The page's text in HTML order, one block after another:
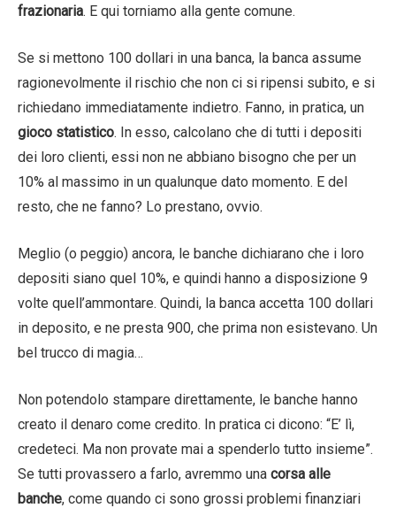
frazionaria. E qui torniamo alla gente comune.
Se si mettono 100 dollari in una banca, la banca assume
ragionevolmente il rischio che non ci si ripensi subito, e si
richiedano immediatamente indietro. Fanno, in pratica, un
gioco statistico. In esso, calcolano che di tutti i depositi
dei loro clienti, essi non ne abbiano bisogno che per un
10% al massimo in un qualunque dato momento. E del
resto, che ne fanno? Lo prestano, ovvio.
Meglio (o peggio) ancora, le banche dichiarano che i loro
depositi siano quel 10%, e quindi hanno a disposizione 9
volte quell’ammontare. Quindi, la banca accetta 100 dollari
in deposito, e ne presta 900, che prima non esistevano. Un
bel trucco di magia…
Non potendolo stampare direttamente, le banche hanno
creato il denaro come credito. In pratica ci dicono: “E’ lì,
credeteci. Ma non provate mai a spenderlo tutto insieme”.
Se tutti provassero a farlo, avremmo una corsa alle
banche, come quando ci sono grossi problemi finanziari